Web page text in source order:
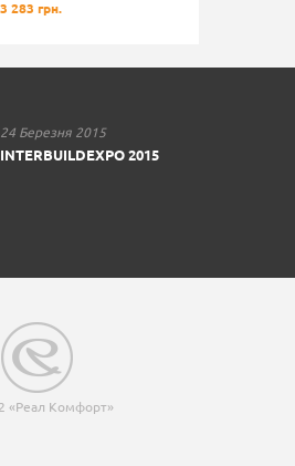
283 грн.
24 Березня 2015
INTERBUILDEXPO 2015
«Реал Комфорт»